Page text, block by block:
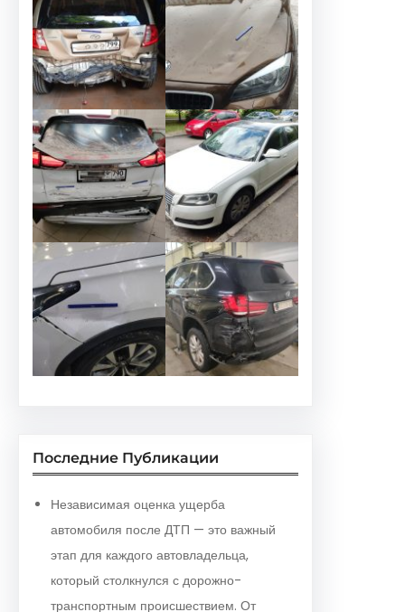
Последние Публикации
Независимая оценка ущерба
автомобиля после ДТП — это важный
этап для каждого автовладельца,
который столкнулся с дорожно-
транспортным происшествием. От